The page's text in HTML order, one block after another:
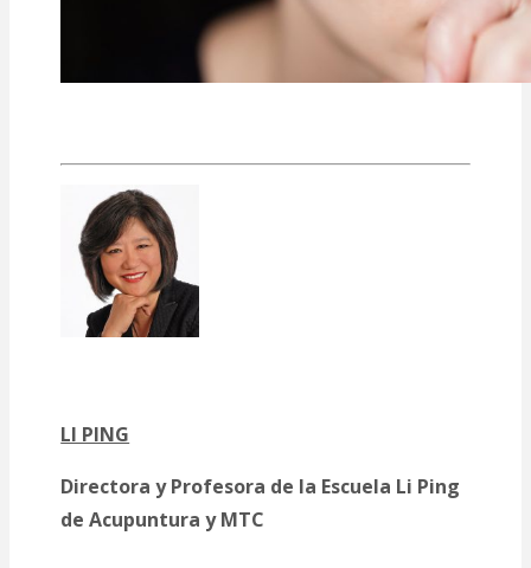
LI PING
Directora y Profesora de la Escuela Li Ping
de Acupuntura y MTC